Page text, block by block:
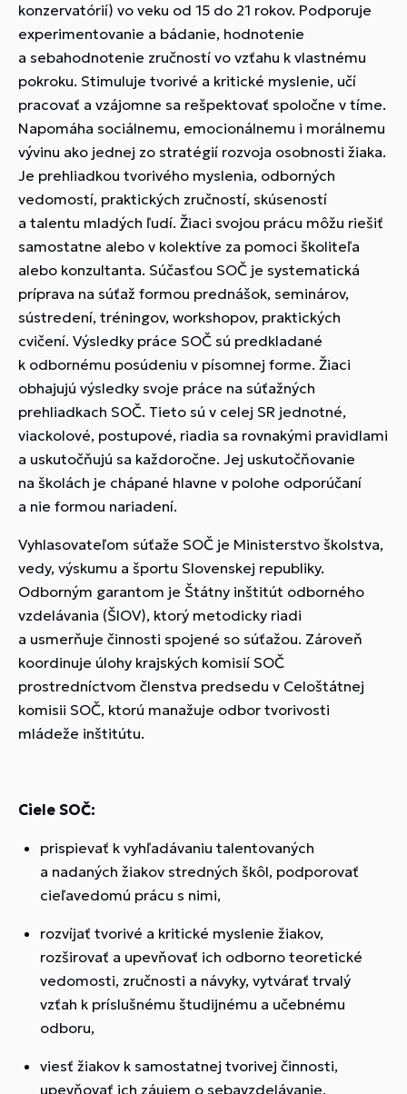
konzervatórií) vo veku od 15 do 21 rokov. Podporuje
experimentovanie a bádanie, hodnotenie
a sebahodnotenie zručností vo vzťahu k vlastnému
pokroku. Stimuluje tvorivé a kritické myslenie, učí
pracovať a vzájomne sa rešpektovať spoločne v tíme.
Napomáha sociálnemu, emocionálnemu i morálnemu
vývinu ako jednej zo stratégií rozvoja osobnosti žiaka.
Je prehliadkou tvorivého myslenia, odborných
vedomostí, praktických zručností, skúseností
a talentu mladých ľudí. Žiaci svojou prácu môžu riešiť
samostatne alebo v kolektíve za pomoci školiteľa
alebo konzultanta. Súčasťou SOČ je systematická
príprava na súťaž formou prednášok, seminárov,
sústredení, tréningov, workshopov, praktických
cvičení. Výsledky práce SOČ sú predkladané
k odbornému posúdeniu v písomnej forme. Žiaci
obhajujú výsledky svoje práce na súťažných
prehliadkach SOČ. Tieto sú v celej SR jednotné,
viackolové, postupové, riadia sa rovnakými pravidlami
a uskutočňujú sa každoročne. Jej uskutočňovanie
na školách je chápané hlavne v polohe odporúčaní
a nie formou nariadení.
Vyhlasovateľom súťaže SOČ je Ministerstvo školstva,
vedy, výskumu a športu Slovenskej republiky.
Odborným garantom je Štátny inštitút odborného
vzdelávania (ŠIOV), ktorý metodicky riadi
a usmerňuje činnosti spojené so súťažou. Zároveň
koordinuje úlohy krajských komisií SOČ
prostredníctvom členstva predsedu v Celoštátnej
komisii SOČ, ktorú manažuje odbor tvorivosti
mládeže inštitútu.
Ciele SOČ:
prispievať k vyhľadávaniu talentovaných
a nadaných žiakov stredných škôl, podporovať
cieľavedomú prácu s nimi,
rozvíjať tvorivé a kritické myslenie žiakov,
rozširovať a upevňovať ich odborno teoretické
vedomosti, zručnosti a návyky, vytvárať trvalý
vzťah k príslušnému študijnému a učebnému
odboru,
viesť žiakov k samostatnej tvorivej činnosti,
upevňovať ich záujem o sebavzdelávanie,